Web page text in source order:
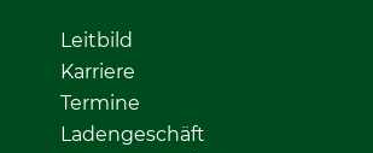
Leitbild
Karriere
Termine
Ladengeschäft